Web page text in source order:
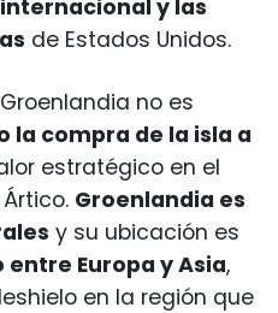
y las
de Estados Unidos.
no es
la compra de la isla a
estratégico en el
Groenlandia es
y su ubicación es
Europa y Asia,
en la región que